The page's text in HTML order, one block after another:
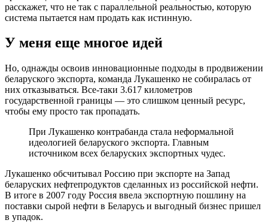
расскажет, что не так с параллельной реальностью, которую
система пытается нам продать как истинную.
У меня еще многое идей
Но, однажды освоив инновационные подходы в продвижении
беларуского экспорта, команда Лукашенко не собиралась от
них отказываться. Все-таки 3.617 километров
государственной границы — это слишком ценный ресурс,
чтобы ему просто так пропадать.
При Лукашенко контрабанда стала неформальной
идеологией беларуского экспорта. Главным
источником всех беларуских экспортных чудес.
Лукашенко обсчитывал Россию при экспорте на Запад
беларуских нефтепродуктов сделанных из российской нефти.
В итоге в 2007 году Россия ввела экспортную пошлину на
поставки сырой нефти в Беларусь и выгодный бизнес пришел
в упадок.